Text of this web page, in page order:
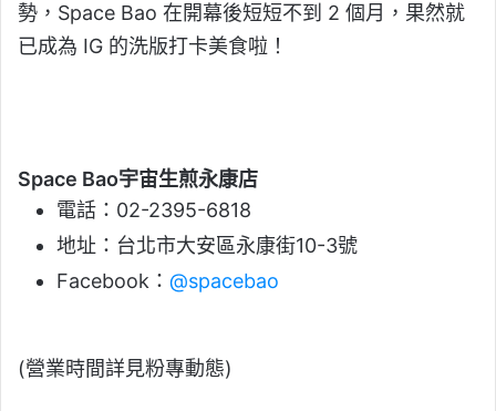
勢，Space Bao 在開幕後短短不到 2 個月，果然就
已成為 IG 的洗版打卡美食啦！
Space Bao宇宙生煎永康店
電話：02-2395-6818
地址：台北市大安區永康街10-3號
Facebook： @spacebao
(營業時間詳見粉專動態)